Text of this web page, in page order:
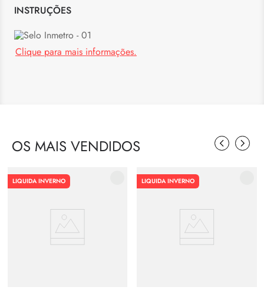
INSTRUÇÕES
Clique para mais informações.
OS MAIS VENDIDOS
LIQUIDA INVERNO LIQUIDA INVERNO